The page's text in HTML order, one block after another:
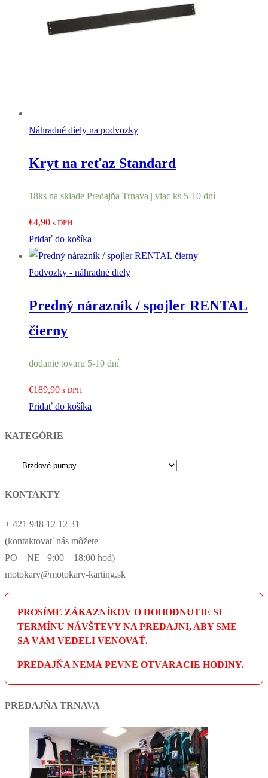
Náhradné diely na podvozky
Kryt na reťaz Standard
18ks na sklade Predajňa Trnava | viac ks 5-10 dní
€4,90 s DPH
Pridať do košíka
Podvozky - náhradné diely
Predný nárazník / spojler RENTAL
čierny
dodanie tovaru 5-10 dní
€189,90 s DPH
Pridať do košíka
KATEGÓRIE
KONTAKTY
+ 421 948 12 12 31
(kontaktovať nás môžete
PO – NE 9:00 – 18:00 hod)
motokary@motokary-karting.sk
PROSÍME ZÁKAZNÍKOV O DOHODNUTIE SI
TERMÍNU NÁVŠTEVY NA PREDAJNI, ABY SME
SA VÁM VEDELI VENOVAŤ.
PREDAJŇA NEMÁ PEVNÉ OTVÁRACIE HODINY.
PREDAJŇA TRNAVA